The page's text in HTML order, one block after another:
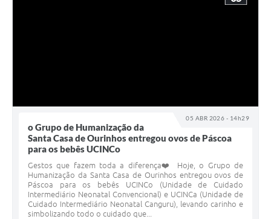
05 ABR 2026 - 14h29
o Grupo de Humanização da
Santa Casa de Ourinhos entregou ovos de Páscoa
para os bebês UCINCo
Gestos que fazem toda a diferença❤️ Hoje, o Grupo de
Humanização da Santa Casa de Ourinhos entregou ovos de
Páscoa para os bebês UCINCo (Unidade de Cuidado
Intermediário Neonatal Convencional) e UCINCa (Unidade de
Cuidado Intermediário Neonatal Canguru), levando carinho e
simbolizando todo o cuidado que...